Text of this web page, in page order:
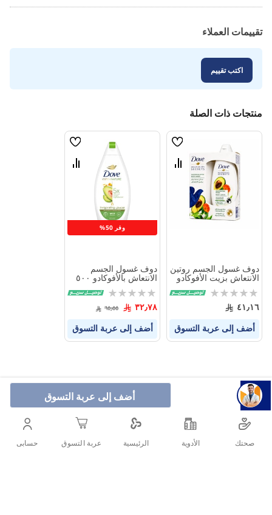
أضف إلى عربة التسوق
تقييمات العملاء
اكتب تقييم
منتجات ذات الصلة
قائمة
قارن
دوف غسول الجسم روتين
الانتعاش بزيت الأفوكادو
وخلاصة الكلندولا 250 مل
+ ليفة مجانًا
Rating:
0%
٤١٫١٦
أضف إلى عربة التسوق
وفر 50%
قائمة
قارن
دوف غسول الجسم
الانتعاش بالأفوكادو ٥٠٠
Rating:
0%
٣٢٫٧٨ ٦٥٫٥٥
أضف إلى عربة التسوق
صحتك الأدوية الرئيسية عربة التسوق حسابى